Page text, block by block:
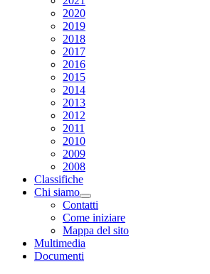
2020
2019
2018
2017
2016
2015
2014
2013
2012
2011
2010
2009
2008
Classifiche
Chi siamo
Contatti
Come iniziare
Mappa del sito
Multimedia
Documenti